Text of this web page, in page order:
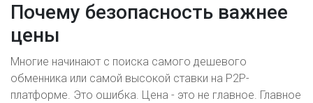
Почему безопасность важнее
цены
Многие начинают с поиска самого дешевого
обменника или самой высокой ставки на P2P-
платформе. Это ошибка. Цена - это не главное. Главное